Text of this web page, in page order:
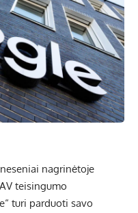
nagrinėtoje
teisingumo
turi parduoti savo